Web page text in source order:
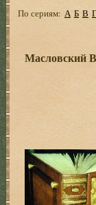
По сериям: А Б В Г
Масловский